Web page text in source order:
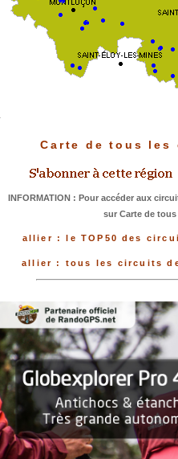
Carte de tous les
INFORMATION : Pour accéder aux
sur Carte de
allier : le TOP50 des
allier : tous les circuits